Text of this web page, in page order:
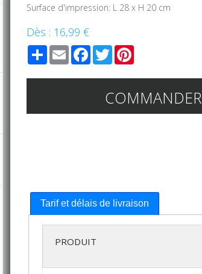
Surface d'impression: L 28 x H 20 cm
Dès : 16,99 €
ShareEmailFacebook
TwitterPinterest
COMMANDER
Tarif et délais de livraison
PRODUIT